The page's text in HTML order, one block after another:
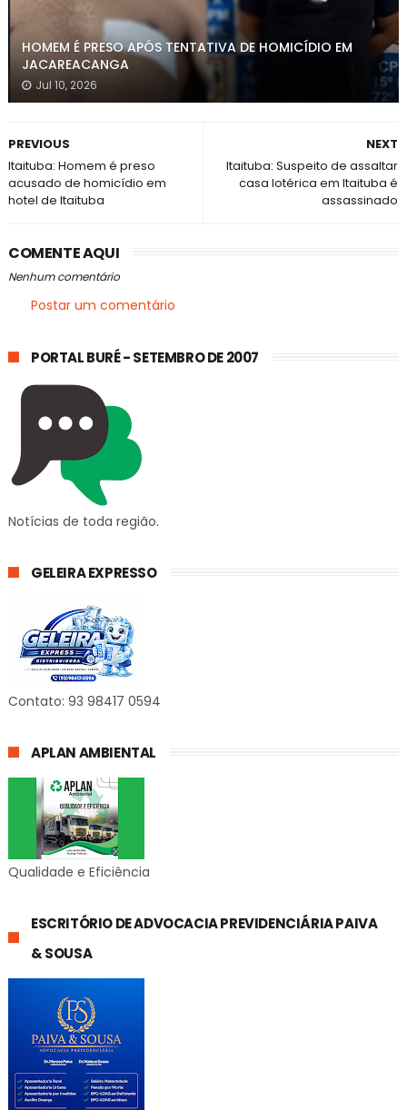
HOMEM É PRESO APÓS TENTATIVA DE HOMICÍDIO EM
JACAREACANGA
Jul 10, 2026
NEXT
Itaituba: Suspeito de assaltar
casa lotérica em Itaituba é
assassinado
PREVIOUS
Itaituba: Homem é preso
acusado de homicídio em
hotel de Itaituba
COMENTE AQUI
Nenhum comentário
Postar um comentário
PORTAL BURÉ - SETEMBRO DE 2007
Notícias de toda região.
GELEIRA EXPRESSO
Contato: 93 98417 0594
APLAN AMBIENTAL
Qualidade e Eficiência
ESCRITÓRIO DE ADVOCACIA PREVIDENCIÁRIA PAIVA
& SOUSA